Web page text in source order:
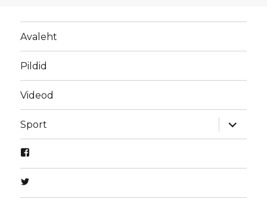
Avaleht
Pildid
Videod
Sport
laienda